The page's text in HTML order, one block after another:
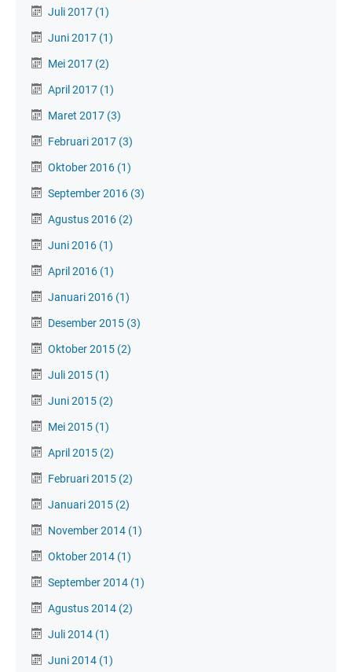
Juli 2017 (1)
Juni 2017 (1)
Mei 2017 (2)
April 2017 (1)
Maret 2017 (3)
Februari 2017 (3)
Oktober 2016 (1)
September 2016 (3)
Agustus 2016 (2)
Juni 2016 (1)
April 2016 (1)
Januari 2016 (1)
Desember 2015 (3)
Oktober 2015 (2)
Juli 2015 (1)
Juni 2015 (2)
Mei 2015 (1)
April 2015 (2)
Februari 2015 (2)
Januari 2015 (2)
November 2014 (1)
Oktober 2014 (1)
September 2014 (1)
Agustus 2014 (2)
Juli 2014 (1)
Juni 2014 (1)